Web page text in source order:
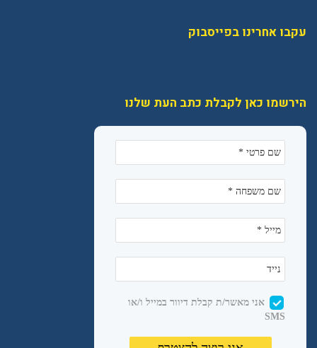
עקבו אחרינו בפייסבוק
הירשמו כאן לקבלת כתב העת שלנו